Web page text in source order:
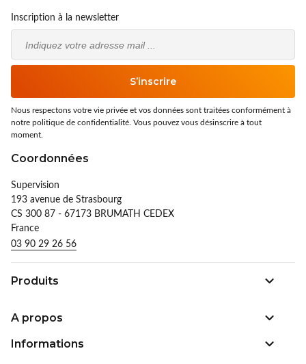
Inscription à la newsletter
Email
S’inscrire
Nous respectons votre vie privée et vos données sont traitées conformément à
notre politique de confidentialité. Vous pouvez vous désinscrire à tout
moment.
Coordonnées
Supervision
193 avenue de Strasbourg
CS 300 87 - 67173 BRUMATH CEDEX
France
03 90 29 26 56
Produits
A propos
Informations